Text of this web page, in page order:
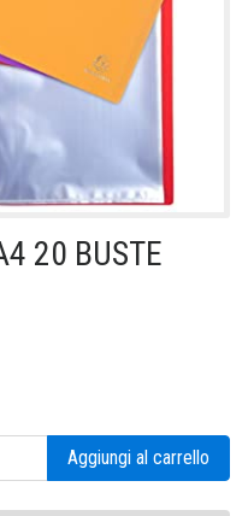
20 BUSTE
Aggiungi al carrello